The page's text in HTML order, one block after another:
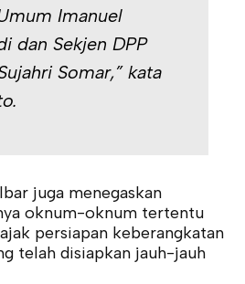
Imanuel
dan Sekjen DPP
Somar,” kata
juga menegaskan
oknum-oknum tertentu
persiapan keberangkatan
telah disiapkan jauh-jauh